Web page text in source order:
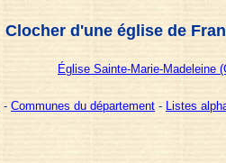
Clocher d'une église de
Église Sainte-Marie-Madeleine
- Communes du département - Listes